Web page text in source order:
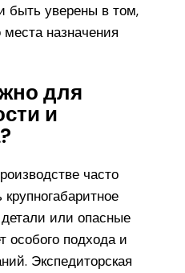
быть уверены в том,
назначения
для
и
часто
или опасные
особого подхода и
Экспедиторская